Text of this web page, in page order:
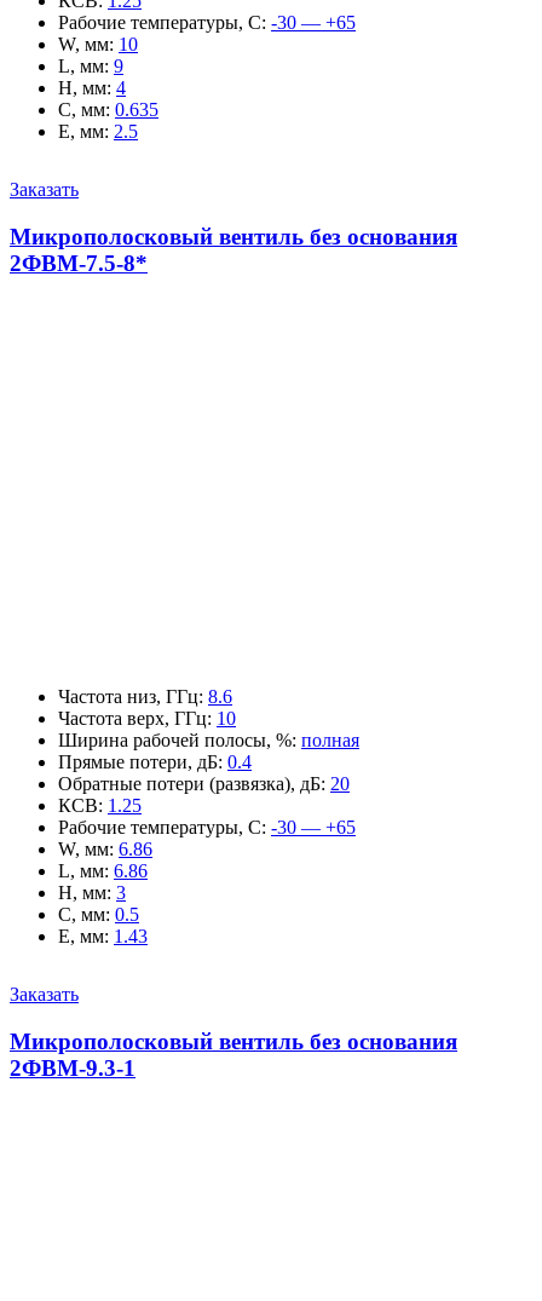
Рабочие температуры, С: -30 — +65
W, мм: 10
L, мм: 9
H, мм: 4
C, мм: 0.635
E, мм: 2.5
Заказать
Микрополосковый вентиль без основания
2ФВМ-7.5-8*
Частота низ, ГГц: 8.6
Частота верх, ГГц: 10
Ширина рабочей полосы, %: полная
Прямые потери, дБ: 0.4
Обратные потери (развязка), дБ: 20
КСВ: 1.25
Рабочие температуры, С: -30 — +65
W, мм: 6.86
L, мм: 6.86
H, мм: 3
C, мм: 0.5
E, мм: 1.43
Заказать
Микрополосковый вентиль без основания
2ФВМ-9.3-1